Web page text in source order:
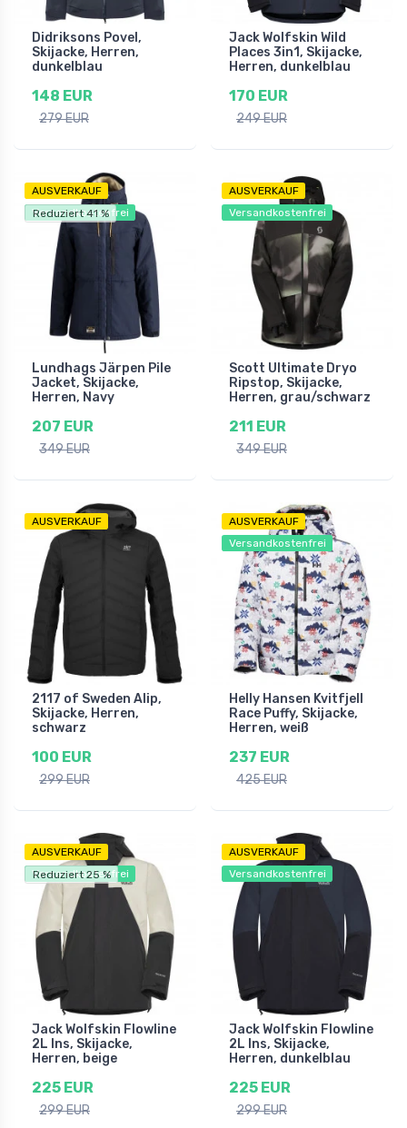
Didriksons Povel,
Skijacke, Herren,
dunkelblau
148 EUR
279 EUR
Jack Wolfskin Wild
Places 3in1, Skijacke,
Herren, dunkelblau
170 EUR
249 EUR
AUSVERKAUF
Versandkostenfrei
Reduziert 41 %
Lundhags Järpen Pile
Jacket, Skijacke,
Herren, Navy
207 EUR
349 EUR
AUSVERKAUF
Versandkostenfrei
Scott Ultimate Dryo
Ripstop, Skijacke,
Herren, grau/schwarz
211 EUR
349 EUR
AUSVERKAUF
2117 of Sweden Alip,
Skijacke, Herren,
schwarz
100 EUR
299 EUR
AUSVERKAUF
Versandkostenfrei
Helly Hansen Kvitfjell
Race Puffy, Skijacke,
Herren, weiß
237 EUR
425 EUR
AUSVERKAUF
Versandkostenfrei
Reduziert 25 %
Jack Wolfskin Flowline
2L Ins, Skijacke,
Herren, beige
225 EUR
299 EUR
AUSVERKAUF
Versandkostenfrei
Jack Wolfskin Flowline
2L Ins, Skijacke,
Herren, dunkelblau
225 EUR
299 EUR